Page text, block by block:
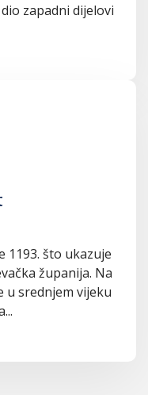
zapadni dijelovi
1193. što ukazuje
županija. Na
srednjem vijeku